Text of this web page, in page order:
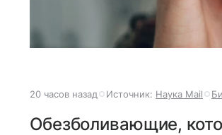
20 часов назад Источник: Наука Mail
Обезболивающие,